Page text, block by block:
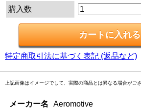
購入数
特定商取引法に基づく表記 (返品など)
上記画像はイメージでして、実際の商品とは異なる場合がござ
メーカー名
Aeromotive